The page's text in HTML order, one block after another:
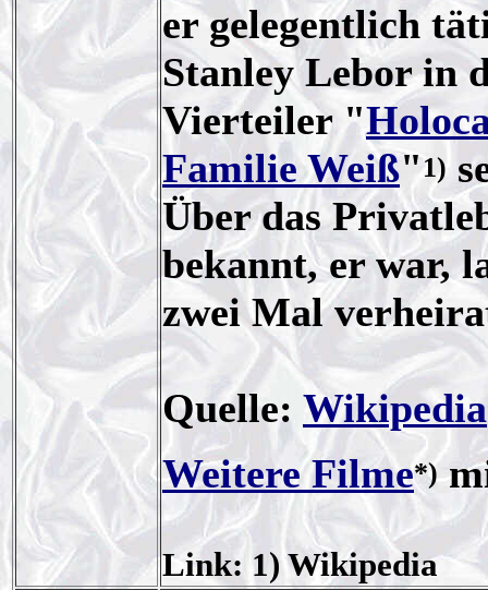
er gelegentlich
Stanley Lebor in
Vierteiler "
Familie Weiß"1)
Über das
bekannt, er war,
zwei Mal
Quelle: Wikipedia
Weitere Filme*)
Link: 1) Wikipedia